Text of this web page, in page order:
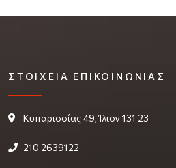
ΣΤΟΙΧΕΊΑ ΕΠΙΚΟΙΝΩΝΊΑΣ
Κυπαρισσίας 49, Ίλιον 131 23
210 2639122